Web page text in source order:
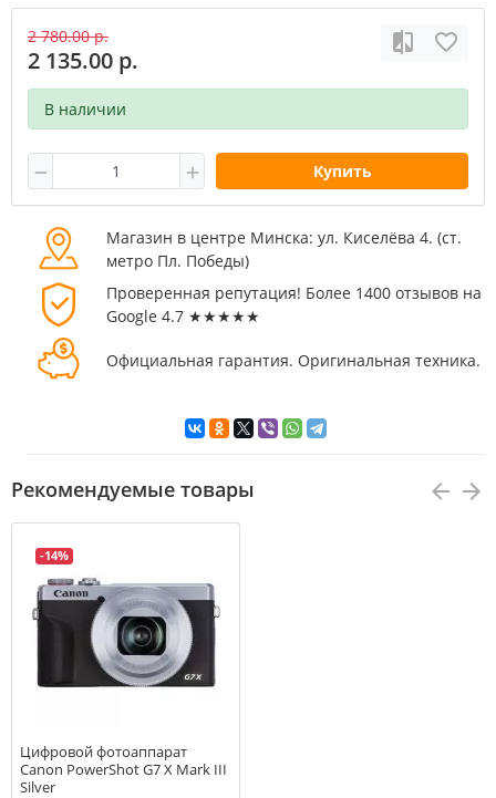
2 780.00 р.
2 135.00 р.
В наличии
Купить
Магазин в центре Минска: ул. Киселёва 4. (cт.
метро Пл. Победы)
Проверенная репутация! Более 1400 отзывов на
Google 4.7 ★★★★★
Официальная гарантия. Оригинальная техника.
Рекомендуемые товары
-14%
Цифровой фотоаппарат
Canon PowerShot G7 X Mark III
Silver